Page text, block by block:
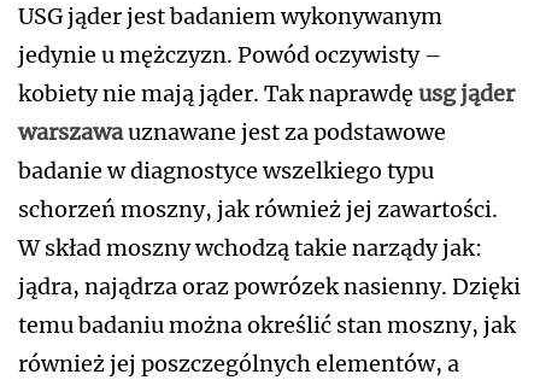
USG jąder jest badaniem wykonywanym
jedynie u mężczyzn. Powód oczywisty –
kobiety nie mają jąder. Tak naprawdę usg jąder
warszawauznawane jest za podstawowe
badanie w diagnostyce wszelkiego typu
schorzeń moszny, jak również jej zawartości.
W skład moszny wchodzą takie narządy jak:
jądra, najądrza oraz powrózek nasienny. Dzięki
temu badaniu można określić stan moszny, jak
również jej poszczególnych elementów, a